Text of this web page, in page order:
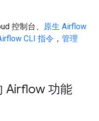
控制台、 原生 Airflow
CLI 指令 ， 管理
Airflow 功能